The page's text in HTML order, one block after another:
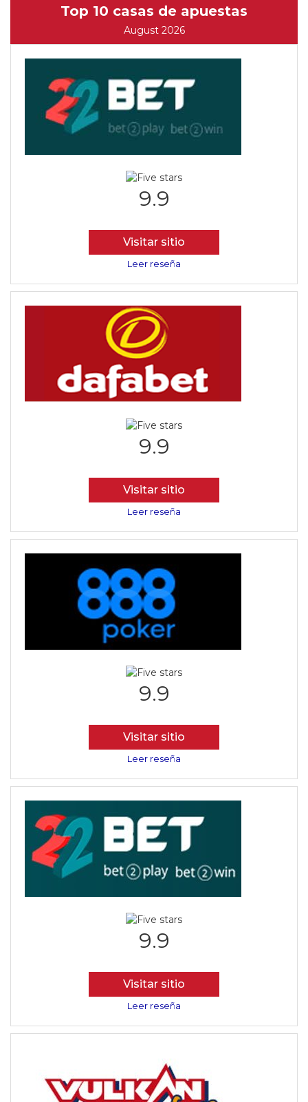
Top 10 casas de apuestas
August 2026
9.9
Visitar sitio
Leer reseña
9.9
Visitar sitio
Leer reseña
9.9
Visitar sitio
Leer reseña
9.9
Visitar sitio
Leer reseña